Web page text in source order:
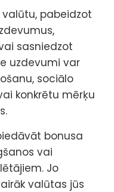
pabeidzot
sasniedzot
uzdevumi var
sociālo
konkrētu mērķu
bonusa
vai
Jo
valūtas jūs